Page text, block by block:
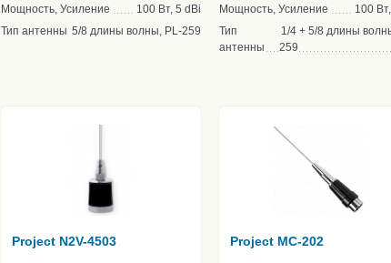
Мощность, Усиление
100 Вт, 5 dBi
Тип антенны 5/8 длины волны, PL-259
Мощность, Усиление
100
Тип
антенны
1/4 + 5/8 длины
259
Project N2V-4503 Project MC-202